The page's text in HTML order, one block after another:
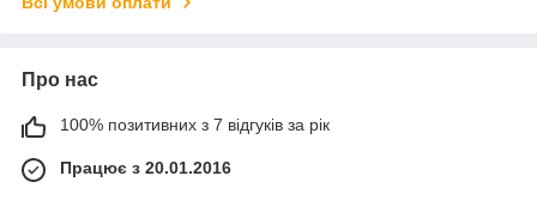
Про нас
100% позитивних з 7 відгуків за рік
Працює з 20.01.2016